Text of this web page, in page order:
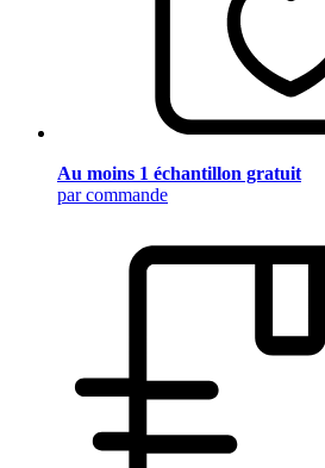
Au moins 1 échantillon gratuit
par commande